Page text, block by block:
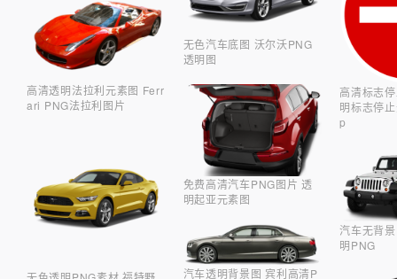
高清透明法拉利元素图 Ferr
ari PNG法拉利图片
无色汽车底图 沃尔沃PNG
透明图
免费高清汽车PNG图片 透
明起亚元素图
汽车透明背景图 宾利高清P
高清标志
明标志停
p
汽车无背
明PNG